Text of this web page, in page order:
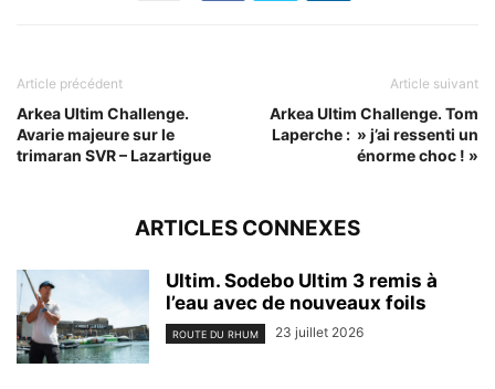
Article précédent
Arkea Ultim Challenge.
Avarie majeure sur le
trimaran SVR – Lazartigue
Article suivant
Arkea Ultim Challenge. Tom
Laperche : » j’ai ressenti un
énorme choc ! »
ARTICLES CONNEXES
Ultim. Sodebo Ultim 3 remis à
l’eau avec de nouveaux foils
ROUTE DU RHUM 23 juillet 2026